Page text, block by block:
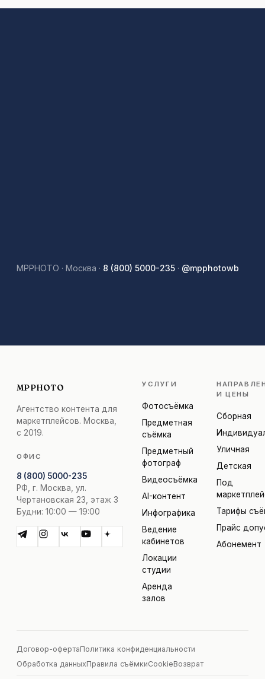
MPPHOTO · Москва · 8 (800) 5000-235 · @mpphotowb
MPPHOTO
Агентство контента для
маркетплейсов. Москва,
с 2019.
ОФИС
8 (800) 5000-235
РФ, г. Москва, ул.
Чертановская 23, этаж 3
Будни: 10:00 — 19:00
УСЛУГИ
Фотосъёмка
Предметная
съёмка
Предметный
фотограф
Видеосъёмка
AI-контент
Инфографика
Ведение
кабинетов
Локации
студии
Аренда
залов
И ЦЕНЫ
Сборная
Уличная
Детская
Под
Тарифы
Прайс
Абонемент
Договор-офертаПолитика конфиденциальности
Обработка данныхПравила съёмкиCookieВозврат